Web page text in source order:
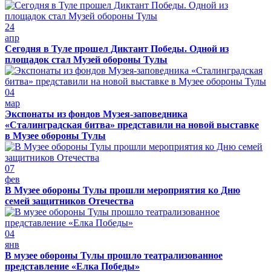
24
апр
Сегодня в Туле прошел Диктант Победы. Одной из
площадок стал Музей обороны Тулы
04
мар
Экспонаты из фондов Музея-заповедника
«Сталинградская битва» представили на новой выставке
в Музее обороны Тулы
07
фев
В Музее обороны Тулы прошли мероприятия ко Дню
семей защитников Отечества
04
янв
В музее обороны Тулы прошло театрализованное
представление «Елка Победы»